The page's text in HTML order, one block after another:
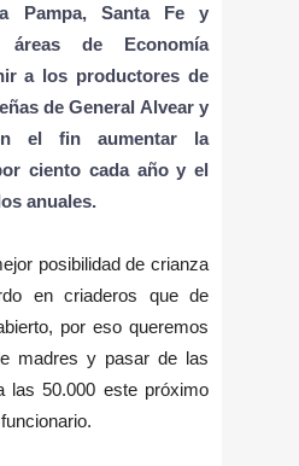
Pampa, Santa Fe y
áreas de Economía
a los productores de
de General Alvear y
el fin aumentar la
ciento cada año y el
anuales.
posibilidad de crianza
en criaderos que de
por eso queremos
madres y pasar de las
las 50.000 este próximo